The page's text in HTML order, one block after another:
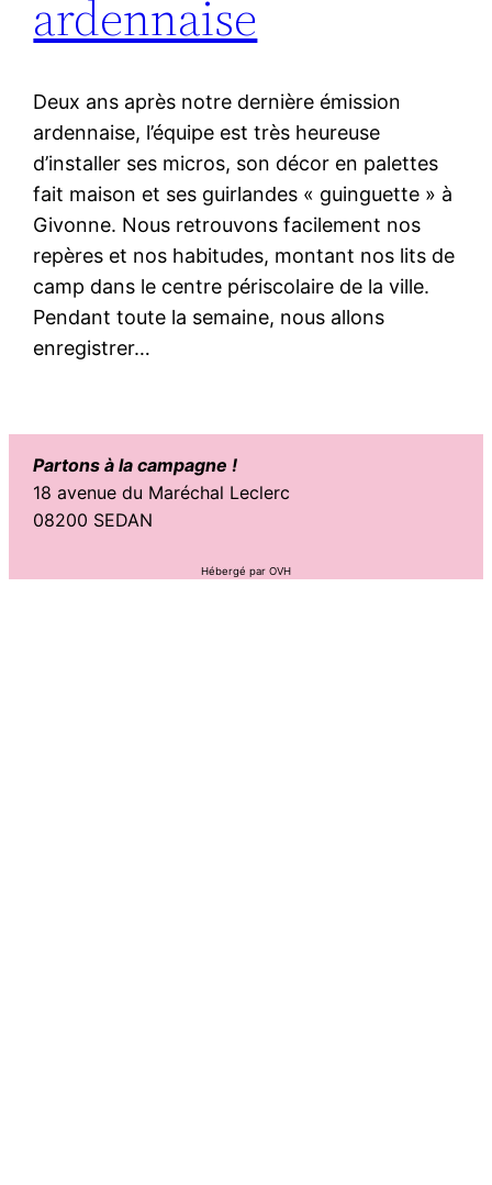
ardennaise
Deux ans après notre dernière émission
ardennaise, l’équipe est très heureuse
d’installer ses micros, son décor en palettes
fait maison et ses guirlandes « guinguette » à
Givonne. Nous retrouvons facilement nos
repères et nos habitudes, montant nos lits de
camp dans le centre périscolaire de la ville.
Pendant toute la semaine, nous allons
enregistrer…
Partons à la campagne !
18 avenue du Maréchal Leclerc
08200 SEDAN
Hébergé par OVH